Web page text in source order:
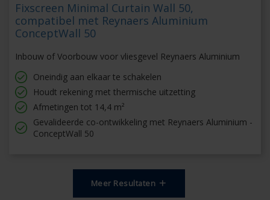
Fixscreen Minimal Curtain Wall 50,
compatibel met Reynaers Aluminium
ConceptWall 50
Inbouw of Voorbouw voor vliesgevel Reynaers Aluminium
Oneindig aan elkaar te schakelen
Houdt rekening met thermische uitzetting
Afmetingen tot 14,4 m²
Gevalideerde co-ontwikkeling met Reynaers Aluminium -
ConceptWall 50
Meer Resultaten